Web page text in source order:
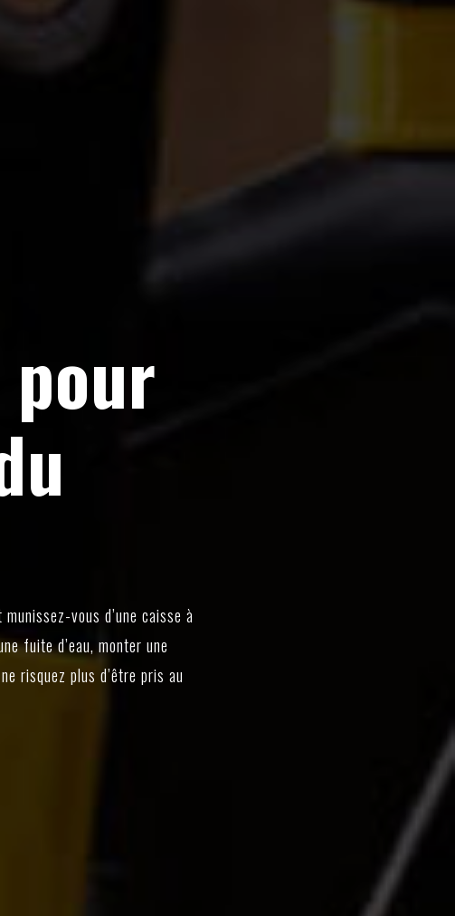
pour
munissez-vous d’une caisse à
fuite d’eau, monter une
risquez plus d’être pris au